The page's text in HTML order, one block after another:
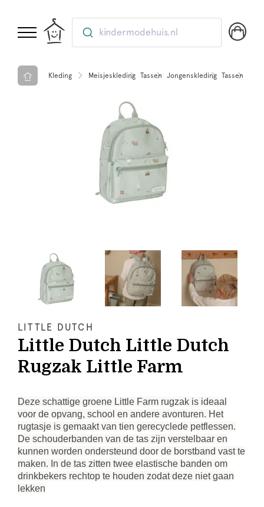
kindermodehuis.nl
Kleding Meisjeskleding Tassen Jongenskleding Tassen
LITTLE DUTCH
Little Dutch Little Dutch
Rugzak Little Farm
Deze schattige groene Little Farm rugzak is ideaal
voor de opvang, school en andere avonturen. Het
rugtasje is gemaakt van tien gerecyclede petflessen.
De schouderbanden van de tas zijn verstelbaar en
kunnen worden ondersteund door de borstband vast te
maken. In de tas zitten twee elastische banden om
drinkbekers rechtop te houden zodat deze niet gaan
lekken